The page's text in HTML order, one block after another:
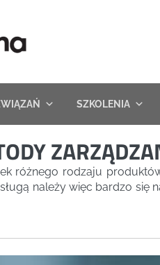
SZKOLENIA
różnego rodzaju
należy więc bardzo się